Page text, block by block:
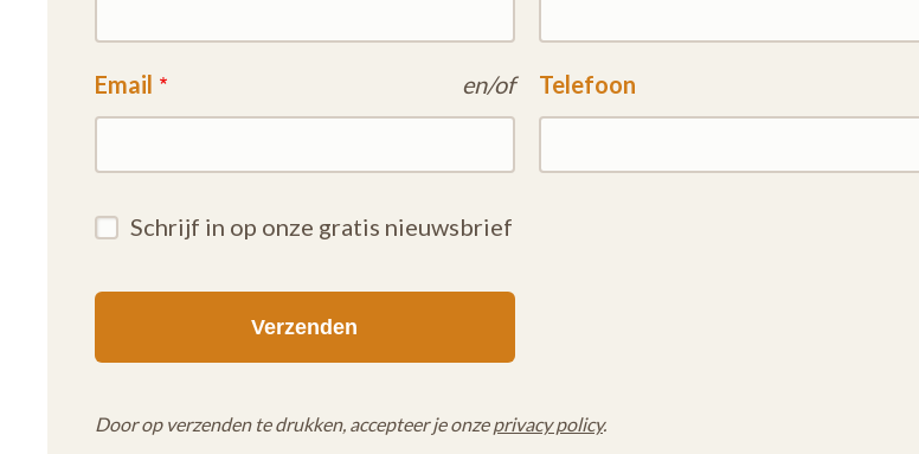
Email en/of Telefoon
Schrijf in op onze gratis nieuwsbrief
Door op verzenden te drukken, accepteer je onzeprivacy policy.